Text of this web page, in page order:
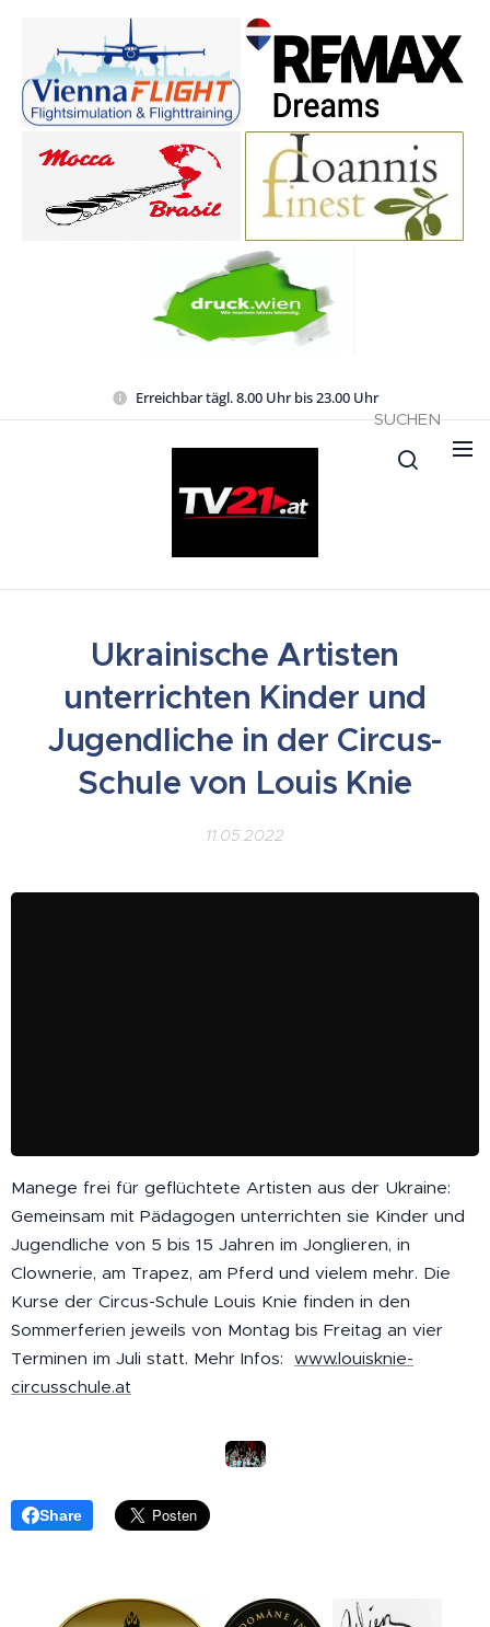
Erreichbar tägl. 8.00 Uhr bis 23.00 Uhr
SUCHEN
Ukrainische Artisten
unterrichten Kinder und
Jugendliche in der Circus-
Schule von Louis Knie
11.05.2022
Manege frei für geflüchtete Artisten aus der Ukraine:
Gemeinsam mit Pädagogen unterrichten sie Kinder und
Jugendliche von 5 bis 15 Jahren im Jonglieren, in
Clownerie, am Trapez, am Pferd und vielem mehr. Die
Kurse der Circus-Schule Louis Knie finden in den
Sommerferien jeweils von Montag bis Freitag an vier
Terminen im Juli statt. Mehr Infos: www.louisknie-
circusschule.at
Share